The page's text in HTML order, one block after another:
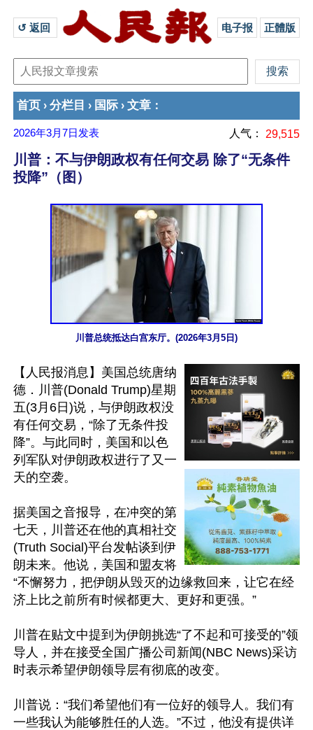
↺ 返回 电子报 正體版
首页 › 分栏目 › 国际 › 文章 ：
2026年3月7日 发表 人气： 29,515
川普：不与伊朗政权有任何交易 除了“无条件
投降”（图）
川普总统抵达白宫东厅。(2026年3月5日)
【人民报消息】美国总统唐纳
德．川普(Donald Trump)星期
五(3月6日)说，与伊朗政权没
有任何交易，“除了无条件投
降”。与此同时，美国和以色
列军队对伊朗政权进行了又一
天的空袭。
据美国之音报导，在冲突的第
七天，川普还在他的真相社交
(Truth Social)平台发帖谈到伊
朗未来。他说，美国和盟友将
“不懈努力，把伊朗从毁灭的边缘救回来，让它在经
济上比之前所有时候都更大、更好和更强。”
川普在贴文中提到为伊朗挑选“了不起和可接受的”领
导人，并在接受全国广播公司新闻(NBC News)采访
时表示希望伊朗领导层有彻底的改变。
川普说：“我们希望他们有一位好的领导人。我们有
一些我认为能够胜任的人选。”不过，他没有提供详